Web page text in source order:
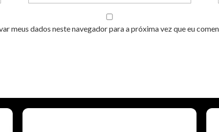
meus dados neste navegador para a próxima vez que eu